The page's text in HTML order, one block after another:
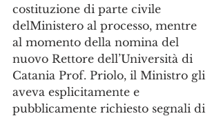
costituzione di parte civile
delMinistero al processo, mentre
al momento della nomina del
nuovo Rettore dell’Università di
Catania Prof. Priolo, il Ministro gli
aveva esplicitamente e
pubblicamente richiesto segnali di